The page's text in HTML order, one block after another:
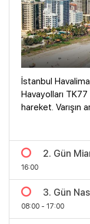
İstanbul
Havayolları
hareket. Varışın
2. Gün
16:00
3. Gün
08:00 - 17:00